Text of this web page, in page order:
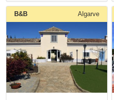
B&B Algarve